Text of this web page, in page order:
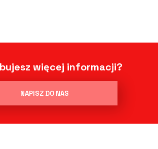
więcej informacji?
NAPISZ DO NAS